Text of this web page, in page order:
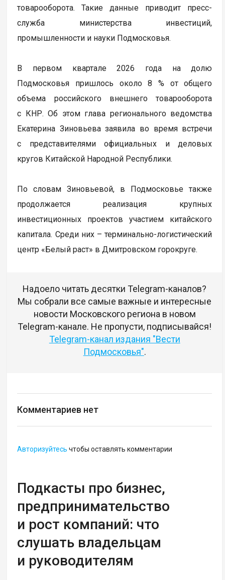
товарооборота. Такие данные приводит пресс-
служба министерства инвестиций,
промышленности и науки Подмосковья.
В первом квартале 2026 года на долю
Подмосковья пришлось около 8 % от общего
объема российского внешнего товарооборота
с КНР. Об этом глава регионального ведомства
Екатерина Зиновьева заявила во время встречи
с представителями официальных и деловых
кругов Китайской Народной Республики.
По словам Зиновьевой, в Подмосковье также
продолжается реализация крупных
инвестиционных проектов участием китайского
капитала. Среди них – терминально-логистический
центр «Белый раст» в Дмитровском горокруге.
Надоело читать десятки Telegram-каналов?
Мы собрали все самые важные и интересные
новости Московского региона в новом
Telegram-канале. Не пропусти, подписывайся!
Telegram-канал издания "Вести
Подмосковья".
Комментариев нет
Авторизуйтесь чтобы оставлять комментарии
Подкасты про бизнес,
предпринимательство
и рост компаний: что
слушать владельцам
и руководителям